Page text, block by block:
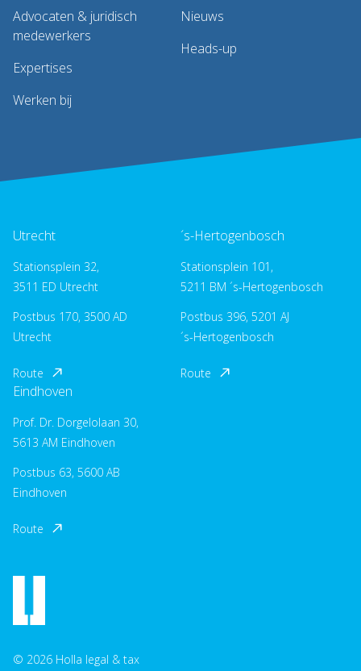
Advocaten & juridisch
medewerkers
Expertises
Werken bij
Nieuws
Heads-up
Utrecht
Stationsplein 32,
3511 ED Utrecht
Postbus 170, 3500 AD
Utrecht
Route
´s-Hertogenbosch
Stationsplein 101,
5211 BM ´s-Hertogenbosch
Postbus 396, 5201 AJ
´s-Hertogenbosch
Route
Eindhoven
Prof. Dr. Dorgelolaan 30,
5613 AM Eindhoven
Postbus 63, 5600 AB
Eindhoven
Route
© 2026 Holla legal & tax